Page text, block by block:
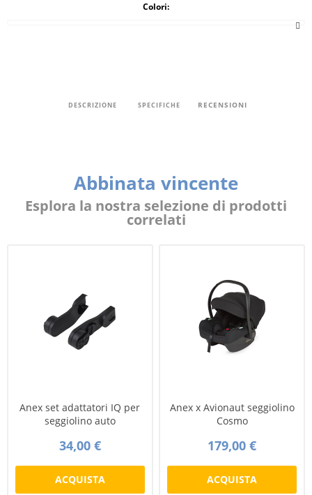
Colori:
DESCRIZIONE SPECIFICHE RECENSIONI
Abbinata vincente
Esplora la nostra selezione di prodotti
correlati
Anex set adattatori IQ per
seggiolino auto
34,00 €
ACQUISTA
Anex x Avionaut seggiolino
Cosmo
179,00 €
ACQUISTA